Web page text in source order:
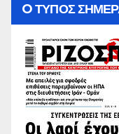
O ΤΥΠΟΣ